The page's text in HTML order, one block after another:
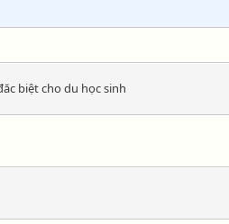
biệt cho du học sinh